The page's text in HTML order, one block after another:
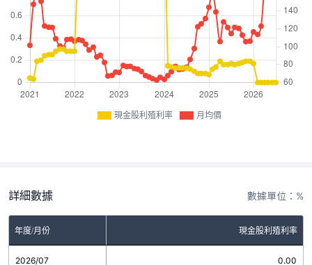
現金股利殖利率 月均價
詳細數據 數據單位：%
年度/月份 現金股利殖利率
2026/07 0.00